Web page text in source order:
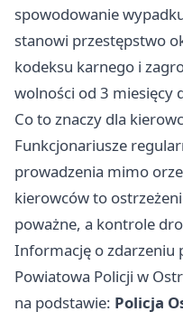
spowodowanie
stanowi przestępstwo
kodeksu karnego i
wolności od 3 miesięcy
Co to znaczy dla
Funkcjonariusze
prowadzenia mimo
kierowców to
poważne, a kontrole
Informację o zdarzeniu
Powiatowa Policji w
na podstawie: Policja